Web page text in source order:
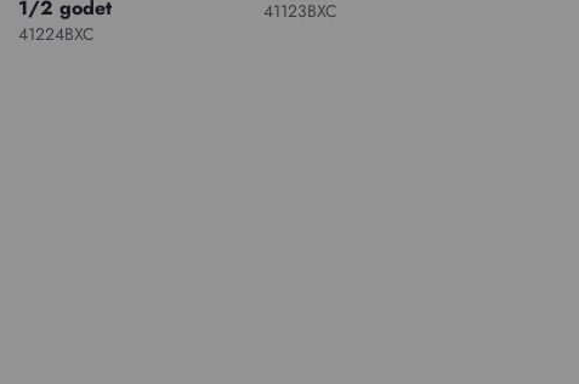
1/2 godet
41224BXC
41123BXC